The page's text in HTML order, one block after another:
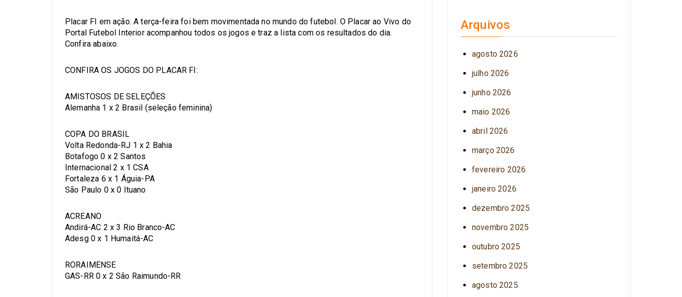
Placar FI em ação. A terça-feira foi bem movimentada no mundo do futebol. O Placar ao Vivo do
Portal Futebol Interior acompanhou todos os jogos e traz a lista com os resultados do dia.
Confira abaixo.
CONFIRA OS JOGOS DO PLACAR FI:
AMISTOSOS DE SELEÇÕES
Alemanha 1 x 2 Brasil (seleção feminina)
COPA DO BRASIL
Volta Redonda-RJ 1 x 2 Bahia
Botafogo 0 x 2 Santos
Internacional 2 x 1 CSA
Fortaleza 6 x 1 Águia-PA
São Paulo 0 x 0 Ituano
ACREANO
Andirá-AC 2 x 3 Rio Branco-AC
Adesg 0 x 1 Humaitá-AC
RORAIMENSE
GAS-RR 0 x 2 São Raimundo-RR
Arquivos
agosto 2026
julho 2026
junho 2026
maio 2026
abril 2026
março 2026
fevereiro 2026
janeiro 2026
dezembro 2025
novembro 2025
outubro 2025
setembro 2025
agosto 2025